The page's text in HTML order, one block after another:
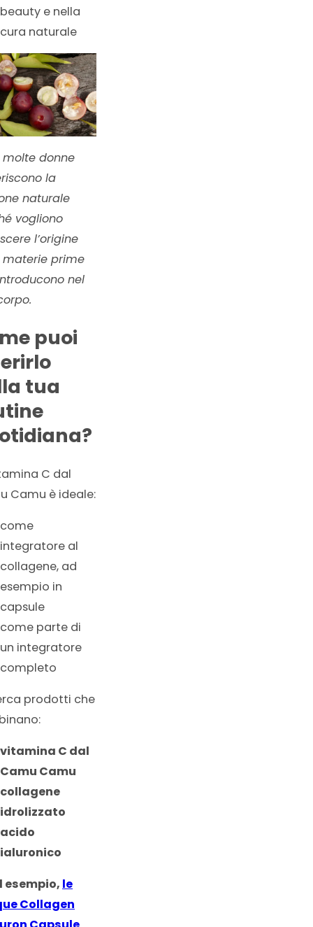
beauty e nella
cura naturale
donne
la
naturale
vogliono
l’origine
materie prime
nel
puoi
tua
C dal
Camu è ideale:
come
integratore al
collagene, ad
esempio in
capsule
come parte di
un integratore
completo
prodotti che
vitamina C dal
Camu Camu
collagene
idrolizzato
acido
ialuronico
esempio, le
Collagen